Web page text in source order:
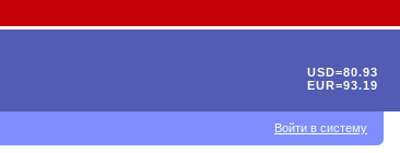
USD=80.93
EUR=93.19
Войти в систему